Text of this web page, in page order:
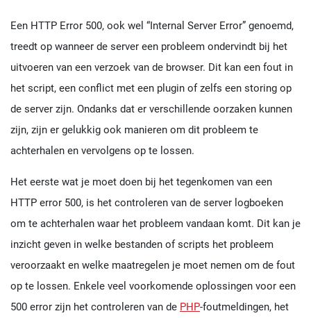
Een HTTP Error 500, ook wel “Internal Server Error” genoemd,
treedt op wanneer de server een probleem ondervindt bij het
uitvoeren van een verzoek van de browser. Dit kan een fout in
het script, een conflict met een plugin of zelfs een storing op
de server zijn. Ondanks dat er verschillende oorzaken kunnen
zijn, zijn er gelukkig ook manieren om dit probleem te
achterhalen en vervolgens op te lossen.
Het eerste wat je moet doen bij het tegenkomen van een
HTTP error 500, is het controleren van de server logboeken
om te achterhalen waar het probleem vandaan komt. Dit kan je
inzicht geven in welke bestanden of scripts het probleem
veroorzaakt en welke maatregelen je moet nemen om de fout
op te lossen. Enkele veel voorkomende oplossingen voor een
500 error zijn het controleren van de PHP-foutmeldingen, het